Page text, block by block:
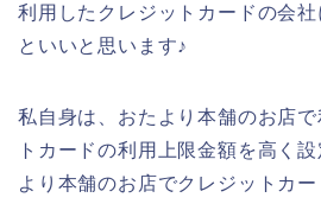
利用したクレジットカードの会
といいと思います♪
私自身は、おたより本舗のお店
トカードの利用上限金額を高く
より本舗のお店でクレジットカ